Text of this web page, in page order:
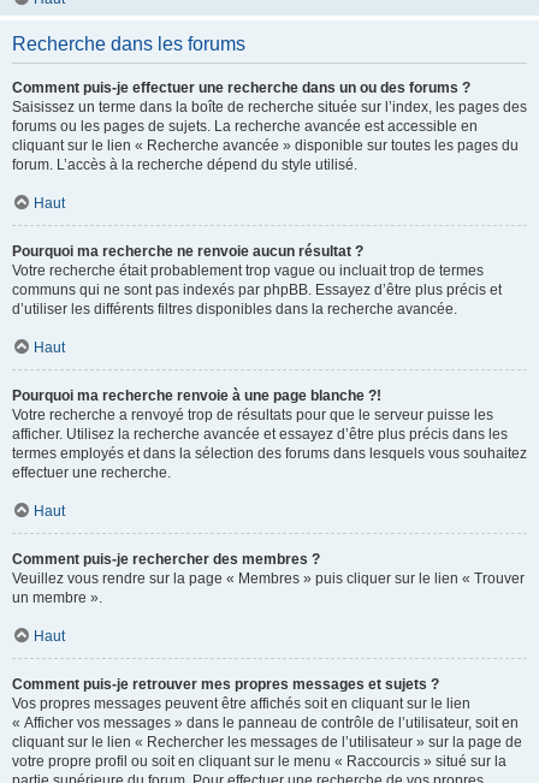
Recherche dans les forums
Comment puis-je effectuer une recherche dans un ou des forums ?
Saisissez un terme dans la boîte de recherche située sur l’index, les pages des
forums ou les pages de sujets. La recherche avancée est accessible en
cliquant sur le lien « Recherche avancée » disponible sur toutes les pages du
forum. L’accès à la recherche dépend du style utilisé.
Haut
Pourquoi ma recherche ne renvoie aucun résultat ?
Votre recherche était probablement trop vague ou incluait trop de termes
communs qui ne sont pas indexés par phpBB. Essayez d’être plus précis et
d’utiliser les différents filtres disponibles dans la recherche avancée.
Haut
Pourquoi ma recherche renvoie à une page blanche ?!
Votre recherche a renvoyé trop de résultats pour que le serveur puisse les
afficher. Utilisez la recherche avancée et essayez d’être plus précis dans les
termes employés et dans la sélection des forums dans lesquels vous souhaitez
effectuer une recherche.
Haut
Comment puis-je rechercher des membres ?
Veuillez vous rendre sur la page « Membres » puis cliquer sur le lien « Trouver
un membre ».
Haut
Comment puis-je retrouver mes propres messages et sujets ?
Vos propres messages peuvent être affichés soit en cliquant sur le lien
« Afficher vos messages » dans le panneau de contrôle de l’utilisateur, soit en
cliquant sur le lien « Rechercher les messages de l’utilisateur » sur la page de
votre propre profil ou soit en cliquant sur le menu « Raccourcis » situé sur la